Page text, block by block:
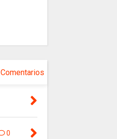
Comentarios
0